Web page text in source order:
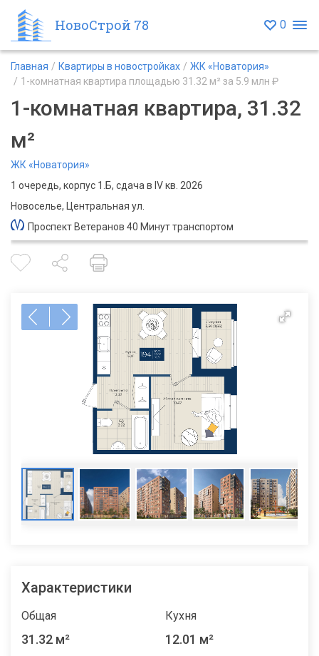
НовоСтрой 78 0
Главная Квартиры в новостройках
ЖК «Новатория»
1-комнатная квартира площадью 31.32 м² за 5.9 млн ₽
1-комнатная квартира, 31.32
м²
ЖК «Новатория»
1 очередь, корпус 1.Б, сдача в IV кв. 2026
Новоселье, Центральная ул.
Проспект Ветеранов 40 Минут транспортом
Характеристики
Общая
31.32 м²
Кухня
12.01 м²